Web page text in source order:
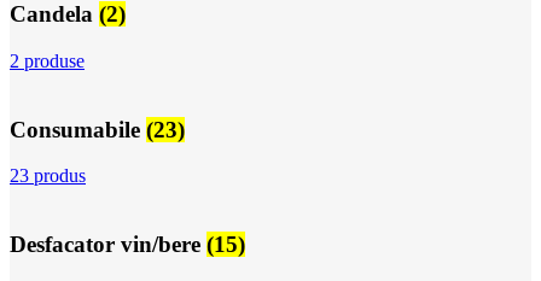
Candela (2)
2 produse
Consumabile (23)
23 produs
Desfacator vin/bere (15)